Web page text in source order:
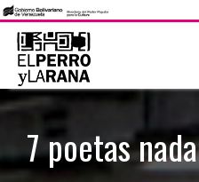
p
c
7 poetas